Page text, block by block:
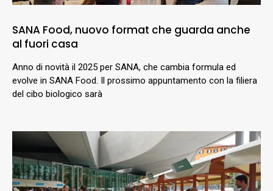
SANA Food, nuovo format che guarda anche
al fuori casa
Anno di novità il 2025 per SANA, che cambia formula ed
evolve in SANA Food. Il prossimo appuntamento con la filiera
del cibo biologico sarà